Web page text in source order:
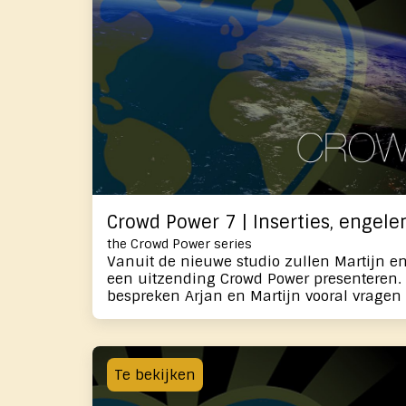
elkaar bekrachtigen.
Crowd Power 7 | Inserties,
the Crowd Power series
Vanuit de nieuwe studio zullen Martijn
een uitzending Crowd Power
bespreken Arjan en Martijn vooral
kracht van ons oorspronkelijk potentieel
Als mensen zijn we met elkaar en onze
dat aspect willen we activeren. Kijkers
waarmee we gaan werken. Met bepaalde
Te bekijken